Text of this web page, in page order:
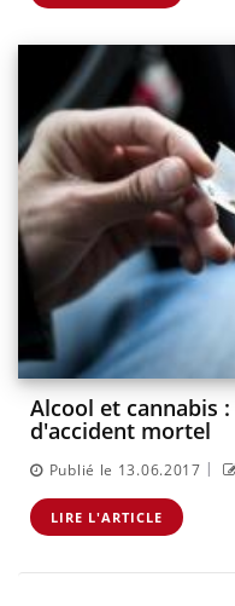
Alcool et cannabis
d'accident mortel
Publié le 13.06.2017 |
LIRE L'ARTICLE